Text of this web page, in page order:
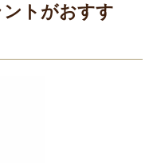
ントがおすす